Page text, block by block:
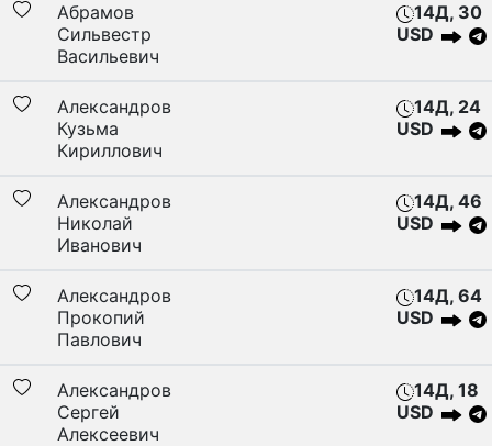
Абрамов
Сильвестр
Васильевич
14Д, 30
USD
Александров
Кузьма
Кириллович
14Д, 24
USD
Александров
Николай
Иванович
14Д, 46
USD
Александров
Прокопий
Павлович
14Д, 64
USD
Александров
Сергей
Алексеевич
14Д, 18
USD